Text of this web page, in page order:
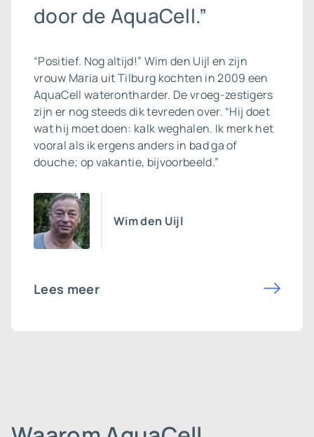
door de AquaCell.”
“Positief. Nog altijd!” Wim den Uijl en zijn
vrouw Maria uit Tilburg kochten in 2009 een
AquaCell waterontharder. De vroeg-zestigers
zijn er nog steeds dik tevreden over. “Hij doet
wat hij moet doen: kalk weghalen. Ik merk het
vooral als ik ergens anders in bad ga of
douche; op vakantie, bijvoorbeeld.”
Wim den Uijl
Lees meer